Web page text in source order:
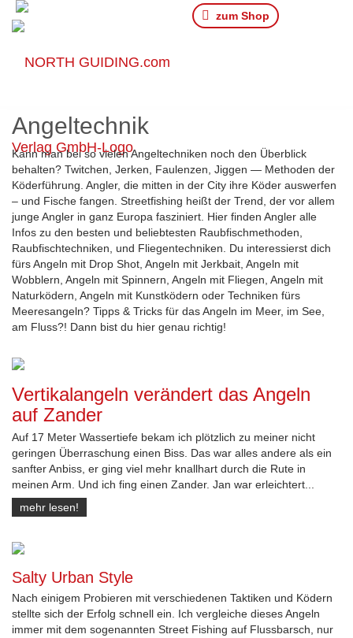
zum Shop
Angeltechnik
Kann man bei so vielen Angeltechniken noch den Überblick
behalten? Twitchen, Jerken, Faulenzen, Jiggen — Methoden der
Köderführung. Angler, die mitten in der City ihre Köder auswerfen
– und Fische fangen. Streetfishing heißt der Trend, der vor allem
junge Angler in ganz Europa fasziniert. Hier finden Angler alle
Infos zu den besten und beliebtesten Raubfischmethoden,
Raubfischtechniken, und Fliegentechniken. Du interessierst dich
fürs Angeln mit Drop Shot, Angeln mit Jerkbait, Angeln mit
Wobblern, Angeln mit Spinnern, Angeln mit Fliegen, Angeln mit
Naturködern, Angeln mit Kunstködern oder Techniken fürs
Meeresangeln? Tipps & Tricks für das Angeln im Meer, im See,
am Fluss?! Dann bist du hier genau richtig!
Vertikalangeln verändert das Angeln
auf Zander
Auf 17 Meter Wassertiefe bekam ich plötzlich zu meiner nicht
geringen Überraschung einen Biss. Das war alles andere als ein
sanfter Anbiss, er ging viel mehr knallhart durch die Rute in
meinen Arm. Und ich fing einen Zander. Jan war erleichtert...
mehr lesen!
Salty Urban Style
Nach einigem Probieren mit verschiedenen Taktiken und Ködern
stellte sich der Erfolg schnell ein. Ich vergleiche dieses Angeln
immer mit dem sogenannten Street Fishing auf Flussbarsch, nur